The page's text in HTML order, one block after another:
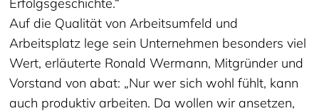
Auf die Qualität von Arbeitsumfeld und
Arbeitsplatz lege sein Unternehmen besonders viel
Wert, erläuterte Ronald Wermann, Mitgründer und
Vorstand von abat: „Nur wer sich wohl fühlt, kann
auch produktiv arbeiten. Da wollen wir ansetzen,